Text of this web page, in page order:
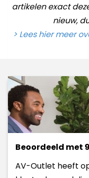
artikelen exact
nieuw,
> Lees hier meer
Beoordeeld met
AV-Outlet heeft